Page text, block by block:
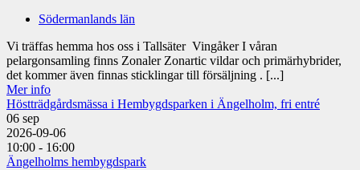
Södermanlands län
Vi träffas hemma hos oss i Tallsäter Vingåker I våran
pelargonsamling finns Zonaler Zonartic vildar och primärhybrider,
det kommer även finnas sticklingar till försäljning . [...]
Mer info
Höstträdgårdsmässa i Hembygdsparken i Ängelholm, fri entré
06 sep
2026-09-06
10:00 - 16:00
Ängelholms hembygdspark